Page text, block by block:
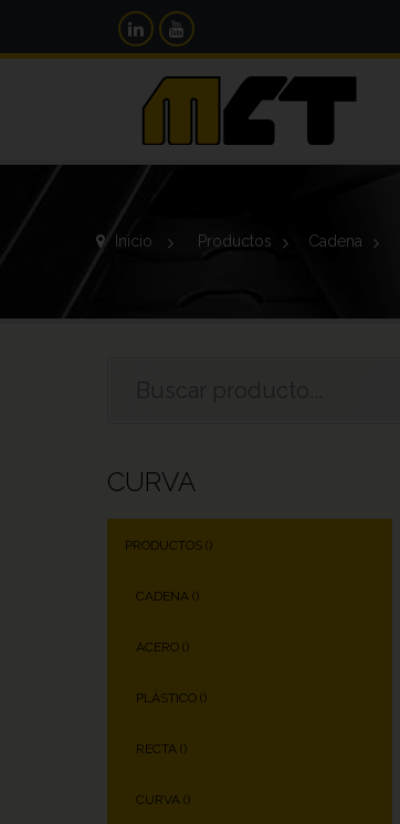
Inicio > Productos > Cadena >
CURVA
PRODUCTOS ()
CADENA ()
ACERO ()
PLÁSTICO ()
RECTA ()
CURVA ()